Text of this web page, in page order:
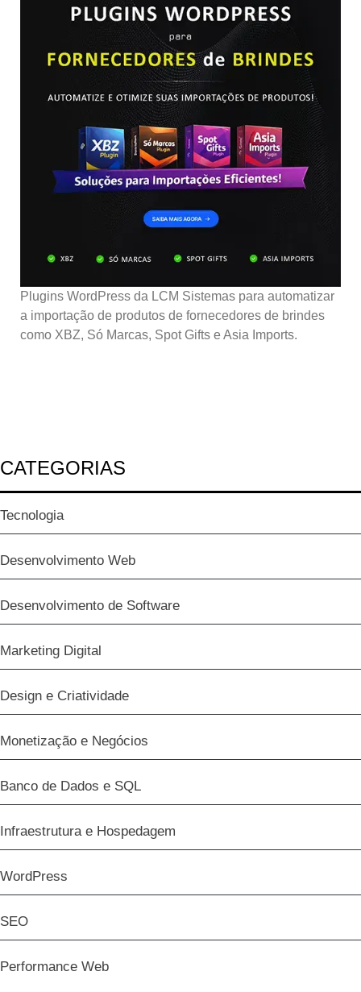
Plugins WordPress da LCM Sistemas para automatizar
a importação de produtos de fornecedores de brindes
como XBZ, Só Marcas, Spot Gifts e Asia Imports.
CATEGORIAS
Tecnologia
Desenvolvimento Web
Desenvolvimento de Software
Marketing Digital
Design e Criatividade
Monetização e Negócios
Banco de Dados e SQL
Infraestrutura e Hospedagem
WordPress
SEO
Performance Web